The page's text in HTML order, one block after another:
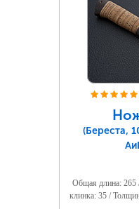
(Береста,
Общая длина: 265
клинка: 35 /